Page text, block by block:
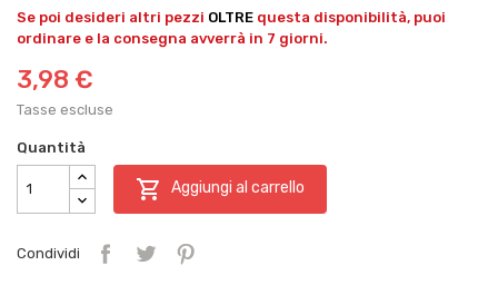
Se poi desideri altri pezzi OLTRE questa disponibilità, puoi
ordinare e la consegna avverrà in 7 giorni.
3,98 €
Tasse escluse
Quantità
 Aggiungi al carrello
Condividi